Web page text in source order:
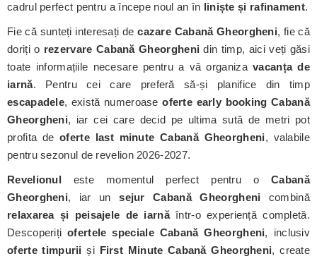
cadrul perfect pentru a începe noul an în liniște și rafinament.
Fie că sunteți interesați decazare Cabană Gheorgheni, fie că
doriți o rezervare Cabană Gheorgheni din timp, aici veți găsi
toate informațiile necesare pentru a vă organizavacanța de
iarnă. Pentru cei care preferă să-și planifice din timp
escapadele, există numeroaseoferte early booking Cabană
Gheorgheni, iar cei care decid pe ultima sută de metri pot
profita deoferte last minute Cabană Gheorgheni, valabile
pentru sezonul de revelion 2026-2027.
Revelionul este momentul perfect pentru oCabană
Gheorgheni, iar unsejur Cabană Gheorgheni combină
relaxarea și peisajele de iarnăîntr-o experiență completă.
Descoperițiofertele speciale Cabană Gheorgheni, inclusiv
oferte timpurii și First Minute Cabană Gheorgheni, create